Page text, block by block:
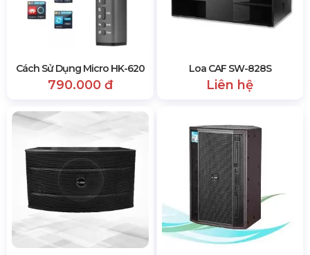
Cách Sử Dụng Micro HK-620
790.000 đ
Loa CAF SW-828S
Liên hệ